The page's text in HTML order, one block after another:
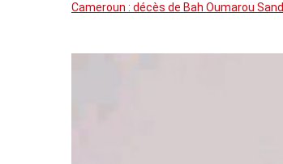
Cameroun : décès de Bah Oumarou